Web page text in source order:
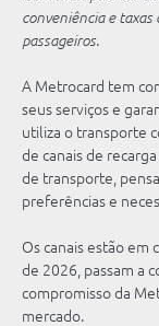
conveniência e
passageiros.
A Metrocard tem
seus serviços e
utiliza o transporte
de canais de
de transporte,
preferências e
Os canais estão em
de 2026, passam a
compromisso da
mercado.